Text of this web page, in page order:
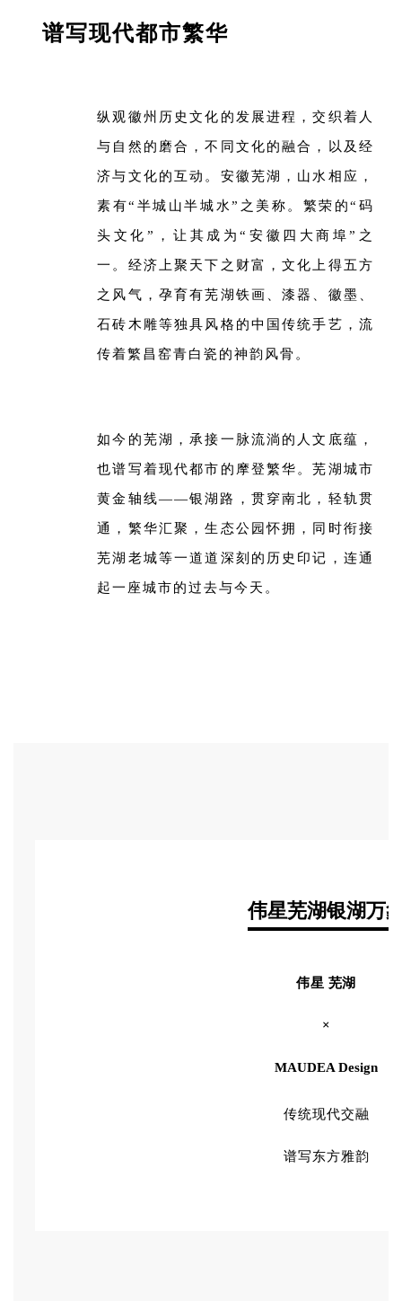
谱写现代都市繁华
纵观徽州历史文化的发展进程，交织着人
与自然的磨合，不同文化的融合，以及经
济与文化的互动。安徽芜湖，山水相应，
素有“半城山半城水”之美称。繁荣的“码
头文化”，让其成为“安徽四大商埠”之
一。经济上聚天下之财富，文化上得五方
之风气，孕育有芜湖铁画、漆器、徽墨、
石砖木雕等独具风格的中国传统手艺，流
传着繁昌窑青白瓷的神韵风骨。
如今的芜湖，承接一脉流淌的人文底蕴，
也谱写着现代都市的摩登繁华。芜湖城市
黄金轴线——银湖路，贯穿南北，轻轨贯
通，繁华汇聚，生态公园怀拥，同时衔接
芜湖老城等一道道深刻的历史印记，连通
起一座城市的过去与今天。
伟星芜湖银湖万
伟星 芜湖
×
MAUDEA Design
传统现代交融
谱写东方雅韵